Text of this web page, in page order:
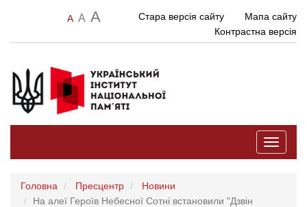
A A A Стара версія сайту
Мапа сайту
Контрастна версія
Toggle
Головна Пресцентр
Новини
На алеї Героїв Небесної Сотні встановили "Дзвін